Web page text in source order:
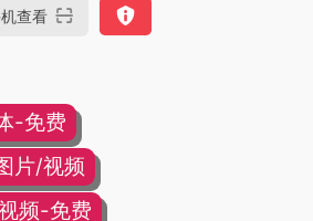
查看
-免费
片/视频
频-免费